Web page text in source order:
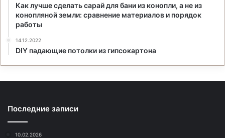
Как лучше сделать сарай для бани из конопли, а не из
конопляной земли: сравнение материалов и порядок
работы
14.12.2022
DIY падающие потолки из гипсокартона
Последние записи
10.02.2026